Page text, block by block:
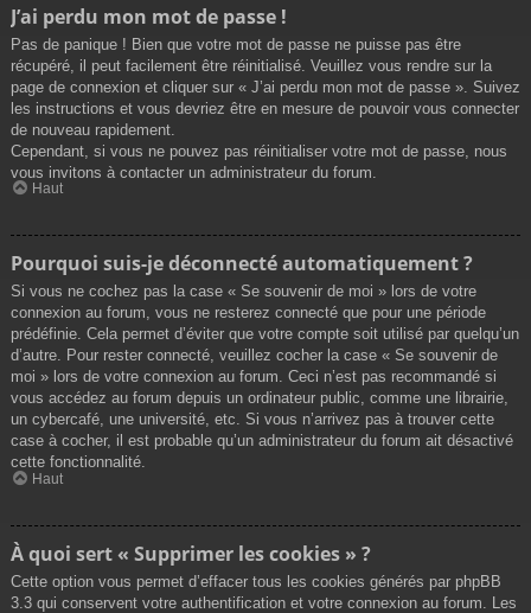
J’ai perdu mon mot de passe !
Pas de panique ! Bien que votre mot de passe ne puisse pas être
récupéré, il peut facilement être réinitialisé. Veuillez vous rendre sur la
page de connexion et cliquer sur « J’ai perdu mon mot de passe ». Suivez
les instructions et vous devriez être en mesure de pouvoir vous connecter
de nouveau rapidement.
Cependant, si vous ne pouvez pas réinitialiser votre mot de passe, nous
vous invitons à contacter un administrateur du forum.
Haut
Pourquoi suis-je déconnecté automatiquement ?
Si vous ne cochez pas la case « Se souvenir de moi » lors de votre
connexion au forum, vous ne resterez connecté que pour une période
prédéfinie. Cela permet d’éviter que votre compte soit utilisé par quelqu’un
d’autre. Pour rester connecté, veuillez cocher la case « Se souvenir de
moi » lors de votre connexion au forum. Ceci n’est pas recommandé si
vous accédez au forum depuis un ordinateur public, comme une librairie,
un cybercafé, une université, etc. Si vous n’arrivez pas à trouver cette
case à cocher, il est probable qu’un administrateur du forum ait désactivé
cette fonctionnalité.
Haut
À quoi sert « Supprimer les cookies » ?
Cette option vous permet d’effacer tous les cookies générés par phpBB
3.3 qui conservent votre authentification et votre connexion au forum. Les